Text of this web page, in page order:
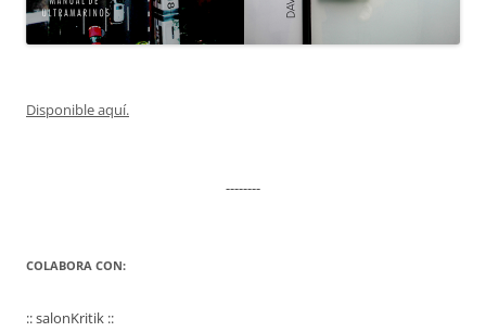
Disponible aquí.
--------
COLABORA CON:
:: salonKritik ::